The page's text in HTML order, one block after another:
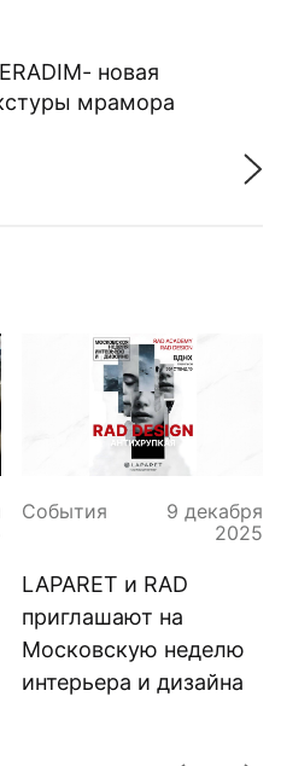
новая
мрамора
События
9 декабря
2025
LAPARET и RAD
приглашают на
Московскую неделю
интерьера и дизайна